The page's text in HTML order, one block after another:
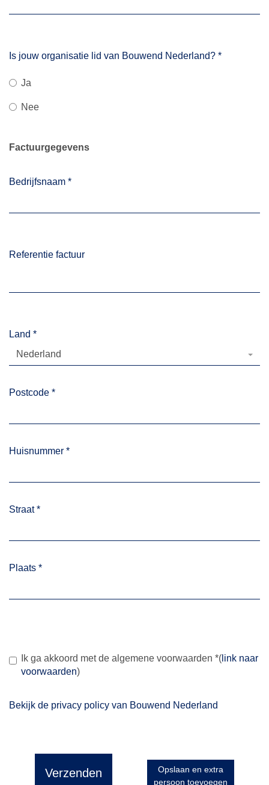
Is jouw organisatie lid van Bouwend Nederland? *
Ja
Nee
Factuurgegevens
Bedrijfsnaam *
Referentie factuur
Land *
Nederland
Postcode *
Huisnummer *
Straat*
Plaats *
Ik ga akkoord met de algemene voorwaarden *( link naar
voorwaarden)
Bekijk de privacy policy van Bouwend Nederland
Verzenden
Opslaan en extra
persoon toevoegen